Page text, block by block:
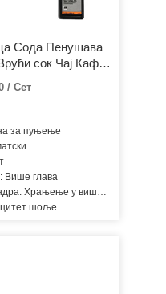
Сода Пенушава
сок Чај Кафа
напитак Боца
Машина за
/ Сет
за пуњење
Више глава
Храњење у више просторија
шоље